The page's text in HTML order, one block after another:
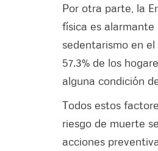
Por otra parte, la
física es alarmante
sedentarismo en el
57.3% de los
alguna condición
Todos estos
riesgo de muerte
acciones